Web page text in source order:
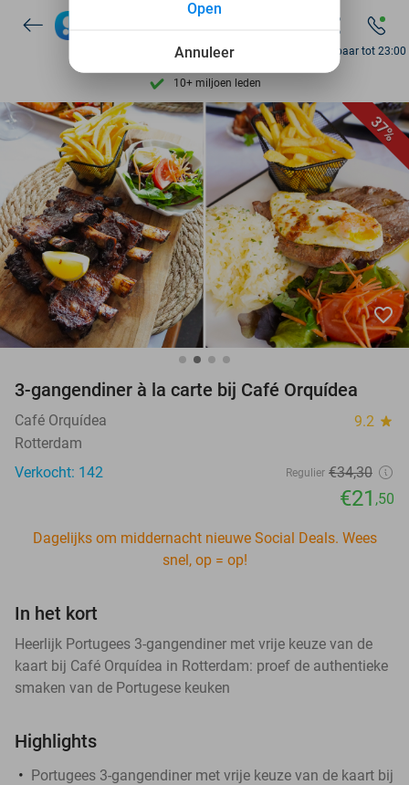
7 dagen per week beschikbaar
10+ miljoen leden
9,4 op basis van
Ontdek 15.000+ deals
7 dagen per week beschikbaar
10+ miljoen leden
Bereikbaar tot 23:00
37%
favorite_border
3-gangendiner à la carte bij Café Orquídea
Café Orquídea 9.2 star
Rotterdam
Verkocht: 142
Regulier €34,30
€21 ,50
Dagelijks om middernacht nieuwe Social Deals. Wees
snel, op = op!
In het kort
Heerlijk Portugees 3-gangendiner met vrije keuze van de
kaart bij Café Orquídea in Rotterdam: proef de authentieke
smaken van de Portugese keuken
Highlights
Portugees 3-gangendiner met vrije keuze van de kaart bij
Annuleer
Open